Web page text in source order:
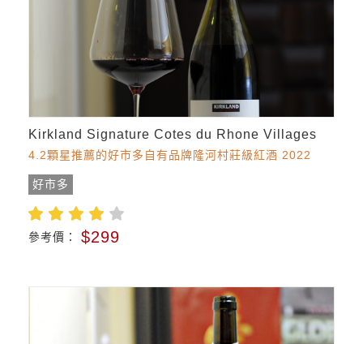
Kirkland Signature Cotes du Rhone Villages
4.2顆星推薦的好市多自有品牌隆河村莊級紅酒 2022
好市多
參考價： $299